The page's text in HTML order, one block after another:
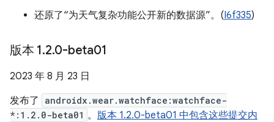
还原了“为天气复杂功能公开新的数据源”。(I6f335)
版本 1.2.0-beta01
2023 年 8 月 23 日
发布了
androidx.wear.watchface:watchface-
*:1.2.0-beta01 。 版本 1.2.0-beta01 中包含这些提交内